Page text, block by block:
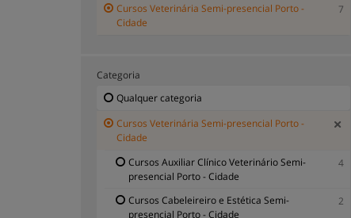
Cursos Veterinária Semi-presencial Porto -
Cidade
7
Categoria
Qualquer categoria
Cursos Veterinária Semi-presencial Porto -
Cidade
Cursos Auxiliar Clínico Veterinário Semi-
presencial Porto - Cidade
4
Cursos Cabeleireiro e Estética Semi-
presencial Porto - Cidade
2